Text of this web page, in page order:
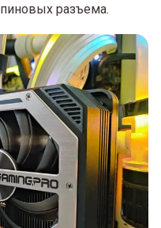
разъема.